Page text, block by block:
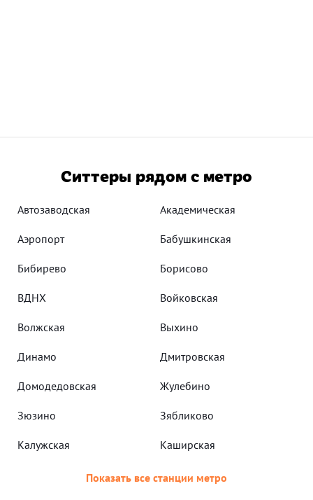
Ситтеры рядом с метро
Автозаводская Академическая
Аэропорт Бабушкинская
Бибирево Борисово
ВДНХ Войковская
Волжская Выхино
Динамо Дмитровская
Домодедовская Жулебино
Зюзино Зябликово
Калужская Каширская
Показать все станции метро